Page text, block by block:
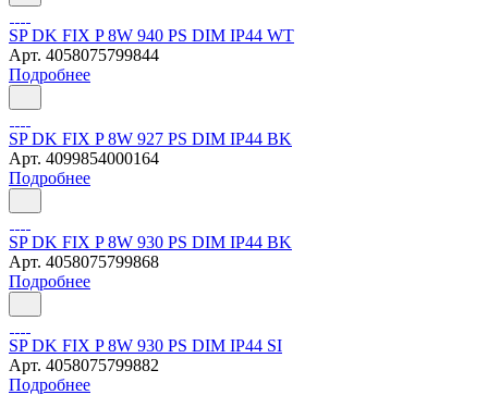
SP DK FIX P 8W 940 PS DIM IP44 WT
Арт. 4058075799844
Подробнее
SP DK FIX P 8W 927 PS DIM IP44 BK
Арт. 4099854000164
Подробнее
SP DK FIX P 8W 930 PS DIM IP44 BK
Арт. 4058075799868
Подробнее
SP DK FIX P 8W 930 PS DIM IP44 SI
Арт. 4058075799882
Подробнее